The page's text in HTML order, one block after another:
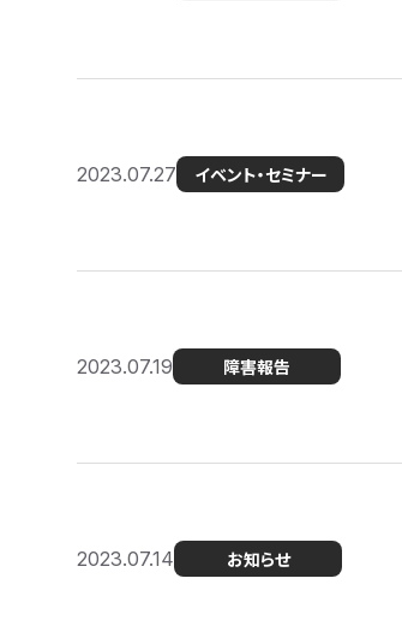
2023.07.27 イベント・セミナー
2023.07.19 障害報告
2023.07.14 お知らせ